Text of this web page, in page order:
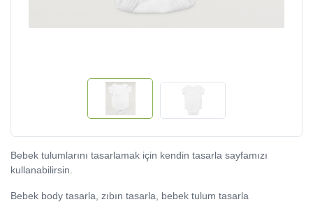
Bebek tulumlarını tasarlamak için kendin tasarla sayfamızı
kullanabilirsin.
Bebek body tasarla, zıbın tasarla, bebek tulum tasarla